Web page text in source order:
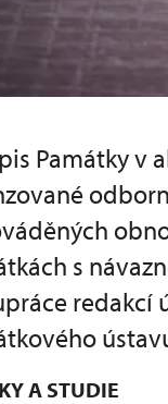
Památky v
s
redakcí
A STUDIE